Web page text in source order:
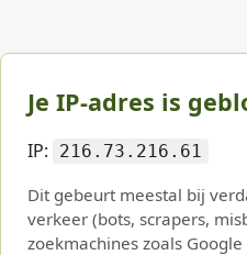
Je IP-adres is
IP: 216.73.216.61
Dit gebeurt meestal bij
verkeer (bots, scrapers,
zoekmachines zoals